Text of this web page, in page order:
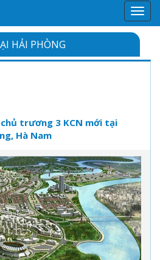
Menu
HẢI PHÒNG
trương 3 KCN mới tại
Hà Nam